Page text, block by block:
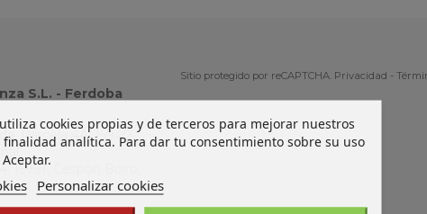
S.L. - Ferdoba
Parcela 4A, 15940,
15991, Cespón Boiro,
Sitio protegido por reCAPTCHA. Privacidad -
cookies propias y de terceros para mejorar nuestros
finalidad analítica. Para dar tu consentimiento sobre su uso
Personalizar cookies